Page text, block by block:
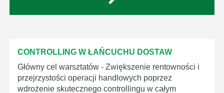
CONTROLLING W ŁAŃCUCHU DOSTAW
Główny cel warsztatów - Zwiększenie rentowności i
przejrzystości operacji handlowych poprzez
wdrożenie skutecznego controllingu w całym